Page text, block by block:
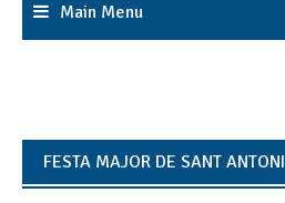
Main Menu
FESTA MAJOR DE SANT ANTONI